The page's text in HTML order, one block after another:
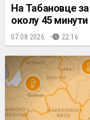
На Табановце
околу 45 минути
07.08.2026. 22:16